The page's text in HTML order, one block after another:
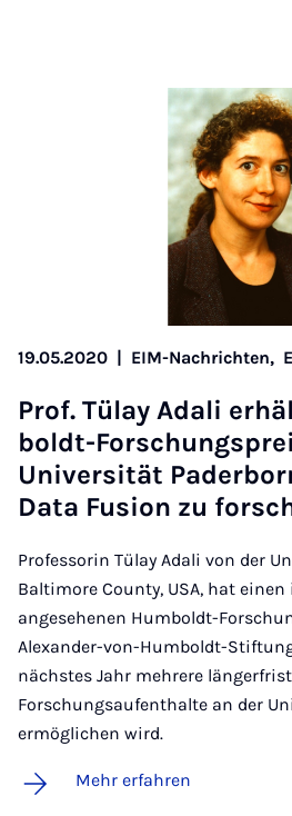
19.05.2020 | EIM-Nachrichten,
Prof. Tülay Ada­li
boldt-
Uni­ver­si­tät
Da­ta Fu­si­on zu
Professorin Tülay Adali von der
Baltimore County, USA, hat
angesehenen Humboldt-
Alexander-von-Humboldt-
nächstes Jahr mehrere
Forschungsaufenthalte an der
ermöglichen wird.
Mehr erfahren